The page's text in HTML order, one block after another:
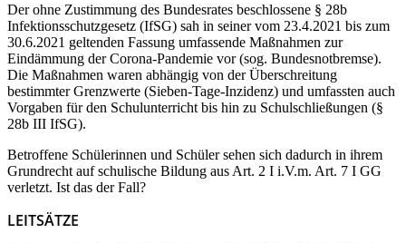
Der ohne Zustimmung des Bundesrates beschlossene § 28b
Infektionsschutzgesetz (IfSG) sah in seiner vom 23.4.2021 bis zum
30.6.2021 geltenden Fassung umfassende Maßnahmen zur
Eindämmung der Corona-Pandemie vor (sog. Bundesnotbremse).
Die Maßnahmen waren abhängig von der Überschreitung
bestimmter Grenzwerte (Sieben-Tage-Inzidenz) und umfassten auch
Vorgaben für den Schulunterricht bis hin zu Schulschließungen (§
28b III IfSG).
Betroffene Schülerinnen und Schüler sehen sich dadurch in ihrem
Grundrecht auf schulische Bildung aus Art. 2 I i.V.m. Art. 7 I GG
verletzt. Ist das der Fall?
LEITSÄTZE